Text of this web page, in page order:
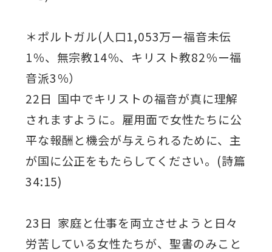
＊ポルトガル(人口1,053万ー福音未伝
1％、無宗教14％、キリスト教82％ー福
音派3％）
22日 国中でキリストの福音が真に理解
されますように。雇用面で女性たちに公
平な報酬と機会が与えられるために、主
が国に公正をもたらしてください。(詩篇
34:15)
23日 家庭と仕事を両立させようと日々
労苦している女性たちが、聖書のみこと